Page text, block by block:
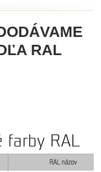
RAL